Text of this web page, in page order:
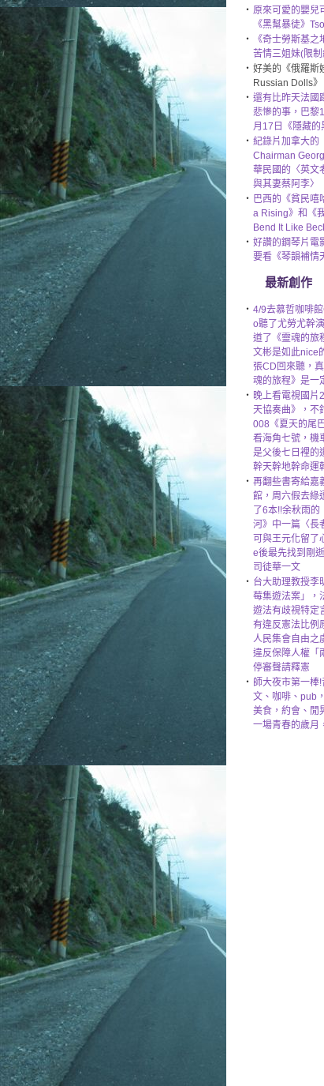
‧ 原來可愛的嬰兒
《黑幫暴徒》
‧
《奇士勞斯基之
苦情三姐妹(限
‧ 好美的《俄羅斯
Russian Dolls》
‧ 還有比昨天法國
悲慘的事，巴黎
月17日《隱藏的
‧ 紀錄片加拿大的
Chairman
華民國的〈英文
與其妻蔡阿李〉
‧ 巴西的《貧民嘻
a Rising》和《
Bend It Like
‧ 好讚的鋼琴片電
要看《琴韻補情
最新創作
‧ 4/9去慕哲咖啡
o聽了尤勞尤幹
道了《靈魂的旅
文彬是如此nice
張CD回來聽，
魂的旅程》是一
‧ 晚上看電視國片
天協奏曲》，不
008《夏天的尾
看海角七號，機
是父後七日裡的
幹天幹地幹命運
‧ 再翻些書寄給嘉
館，周六假去綠
了6本!!余秋雨的
河》中一篇〈長
可與王元化留了
e後最先找到剛
司徒華一文
‧ 台大助理教授李
莓集遊法案」，
遊法有歧視特定
有違反憲法比例
人民集會自由之
違反保障人權「
停審聲請釋憲
‧ 師大夜市第一棒
文、咖啡、pub
美食，約會、閒
一場青春的歲月